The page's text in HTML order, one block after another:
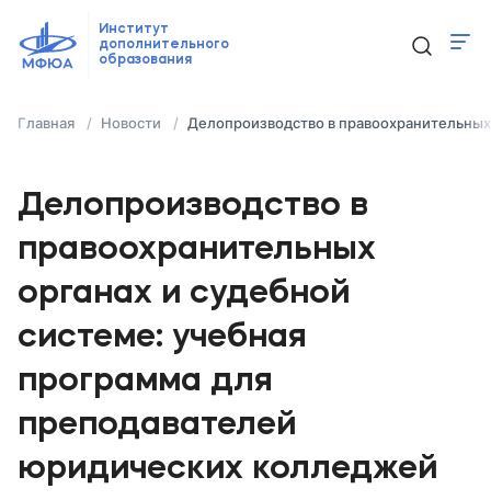
Институт
дополнительного
образования
Программы
Контакты
ido@mfua.ru
Выбрать программу
Главная Новости Делопроизводство в
Делопроизводство в
правоохранительных
органах и судебной
системе: учебная
программа для
преподавателей
юридических колледжей